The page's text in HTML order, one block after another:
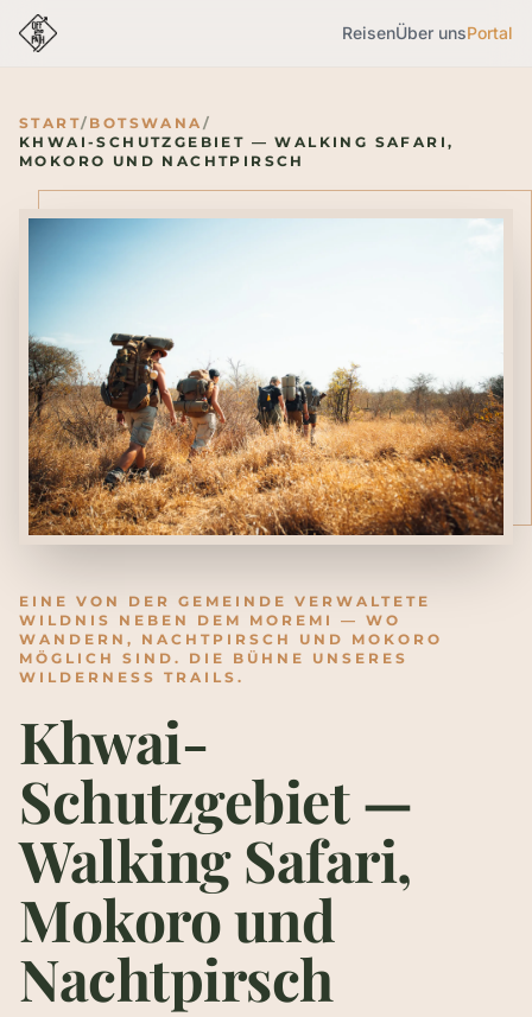
ReisenÜber unsPortal
START/ BOTSWANA /
KHWAI-SCHUTZGEBIET — WALKING SAFARI,
MOKORO UND NACHTPIRSCH
EINE VON DER GEMEINDE VERWALTETE
WILDNIS NEBEN DEM MOREMI — WO
WANDERN, NACHTPIRSCH UND MOKORO
MÖGLICH SIND. DIE BÜHNE UNSERES
WILDERNESS TRAILS.
Khwai-
Schutzgebiet —
Walking Safari,
Mokoro und
Nachtpirsch